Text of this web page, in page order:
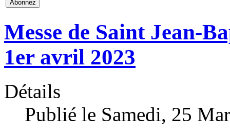
Messe de Saint Jean-
1er avril 2023
Détails
Publié le Samedi, 25